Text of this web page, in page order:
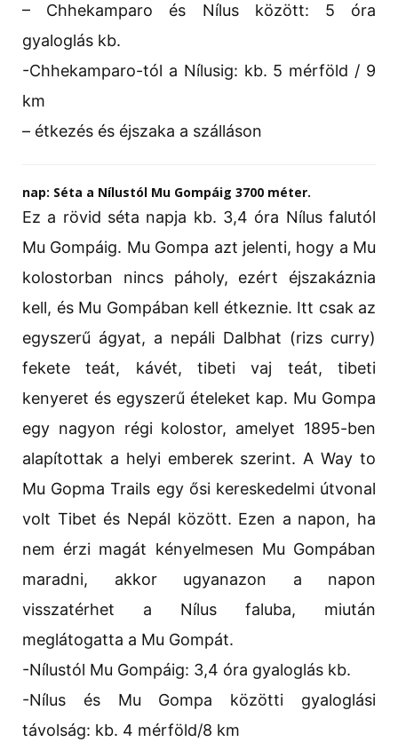
– Chhekamparo és Nílus között: 5 óra
gyaloglás kb.
-Chhekamparo-tól a Nílusig: kb. 5 mérföld / 9
km
– étkezés és éjszaka a szálláson
nap: Séta a Nílustól Mu Gompáig 3700 méter.
Ez a rövid séta napja kb. 3,4 óra Nílus falutól
Mu Gompáig. Mu Gompa azt jelenti, hogy a Mu
kolostorban nincs páholy, ezért éjszakáznia
kell, és Mu Gompában kell étkeznie. Itt csak az
egyszerű ágyat, a nepáli Dalbhat (rizs curry)
fekete teát, kávét, tibeti vaj teát, tibeti
kenyeret és egyszerű ételeket kap. Mu Gompa
egy nagyon régi kolostor, amelyet 1895-ben
alapítottak a helyi emberek szerint. A Way to
Mu Gopma Trails egy ősi kereskedelmi útvonal
volt Tibet és Nepál között. Ezen a napon, ha
nem érzi magát kényelmesen Mu Gompában
maradni, akkor ugyanazon a napon
visszatérhet a Nílus faluba, miután
meglátogatta a Mu Gompát.
-Nílustól Mu Gompáig: 3,4 óra gyaloglás kb.
-Nílus és Mu Gompa közötti gyaloglási
távolság: kb. 4 mérföld/8 km